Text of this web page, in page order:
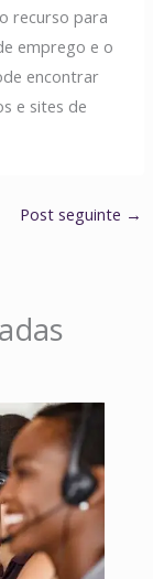
recurso para
emprego e o
encontrar
e sites de
Post seguinte →